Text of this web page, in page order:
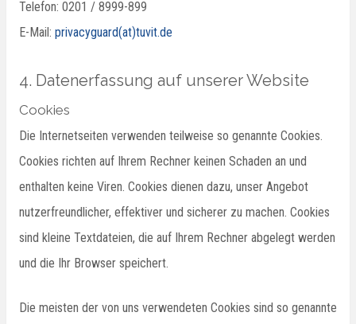
Telefon: 0201 / 8999-899
E-Mail: privacyguard(at)tuvit.de
4. Datenerfassung auf unserer Website
Cookies
Die Internetseiten verwenden teilweise so genannte Cookies.
Cookies richten auf Ihrem Rechner keinen Schaden an und
enthalten keine Viren. Cookies dienen dazu, unser Angebot
nutzerfreundlicher, effektiver und sicherer zu machen. Cookies
sind kleine Textdateien, die auf Ihrem Rechner abgelegt werden
und die Ihr Browser speichert.
Die meisten der von uns verwendeten Cookies sind so genannte